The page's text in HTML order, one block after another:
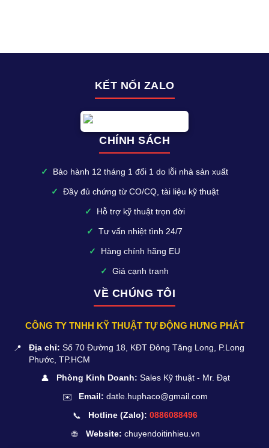
KẾT NỐI ZALO
CHÍNH SÁCH
✓ Bảo hành 12 tháng 1 đổi 1 do lỗi nhà sản xuất
✓ Đầy đủ chứng từ CO/CQ, tài liệu kỹ thuật
✓ Hỗ trợ kỹ thuật trọn đời
✓ Tư vấn nhiệt tình 24/7
✓ Hàng chính hãng EU
✓ Giá cạnh tranh
VỀ CHÚNG TÔI
CÔNG TY TNHH KỸ THUẬT TỰ ĐỘNG HƯNG PHÁT
📍 Địa chỉ: Số 70 Đường 18, KĐT Đông Tăng Long, P.Long
Phước, TP.HCM
👤 Phòng Kinh Doanh: Sales Kỹ thuật - Mr. Đạt
✉️ Email: datle.huphaco@gmail.com
📞 Hotline (Zalo): 0886088496
🌐 Website: chuyendoitinhieu.vn